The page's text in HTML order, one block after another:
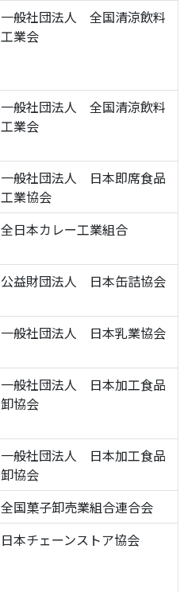
一般社団法人 全国清涼飲料
工業会
一般社団法人 全国清涼飲料
工業会
一般社団法人 日本即席食品
工業協会
全日本カレー工業組合
公益財団法人 日本缶詰協会
一般社団法人 日本乳業協会
一般社団法人 日本加工食品
卸協会
一般社団法人 日本加工食品
卸協会
全国菓子卸売業組合連合会
日本チェーンストア協会